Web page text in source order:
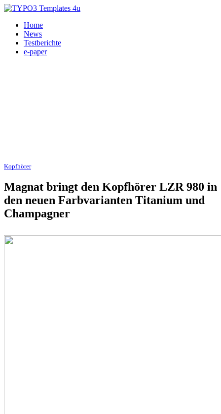
Home
News
Testberichte
e-paper
Kopfhörer25.06.2016
Magnat bringt den Kopfhörer LZR 980 in
den neuen Farbvarianten Titanium und
Champagner